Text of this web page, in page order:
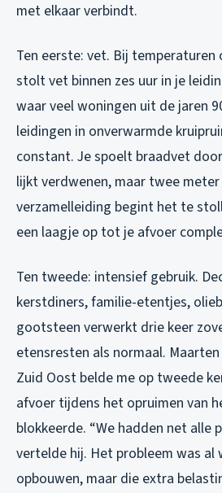
met elkaar verbindt.
Ten eerste: vet. Bij temperaturen
stolt vet binnen zes uur in je
waar veel woningen uit de jaren
leidingen in onverwarmde
constant. Je spoelt braadvet
lijkt verdwenen, maar twee
verzamelleiding begint het te
een laagje op tot je afvoer
Ten tweede: intensief gebruik.
kerstdiners, familie-etentjes,
gootsteen verwerkt drie keer
etensresten als normaal.
Zuid Oost belde me op tweede
afvoer tijdens het opruimen van
blokkeerde. “We hadden net alle
vertelde hij. Het probleem was al
opbouwen, maar die extra